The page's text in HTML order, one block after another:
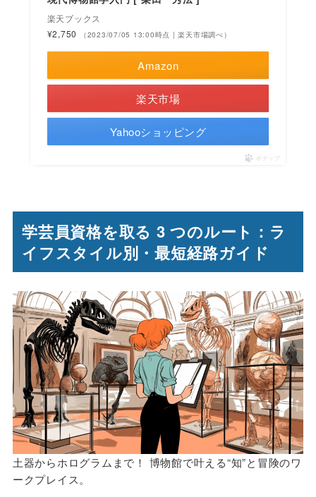
楽天ブックス
¥2,750
（2023/07/05 13:00時点 | 楽天市場調べ）
Amazon
楽天市場
Yahooショッピング
ポチップ
学芸員資格を取る 3 つのルート：ラ
イフスタイル別・最短経路ガイド
土器からホログラムまで！ 博物館で叶える“知”と冒険のワ
ークプレイス。